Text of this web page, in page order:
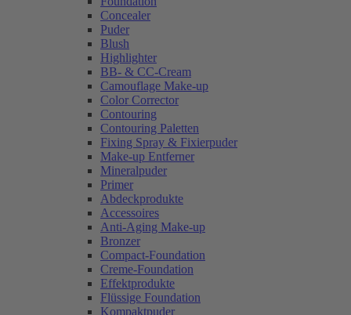
Concealer
Puder
Blush
Highlighter
BB- & CC-Cream
Camouflage Make-up
Color Corrector
Contouring
Contouring Paletten
Fixing Spray & Fixierpuder
Make-up Entferner
Mineralpuder
Primer
Abdeckprodukte
Accessoires
Anti-Aging Make-up
Bronzer
Compact-Foundation
Creme-Foundation
Effektprodukte
Flüssige Foundation
Kompaktpuder